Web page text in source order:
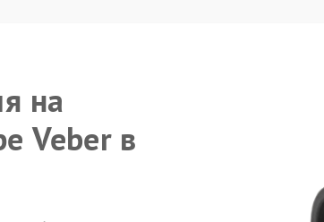
на
Veber в